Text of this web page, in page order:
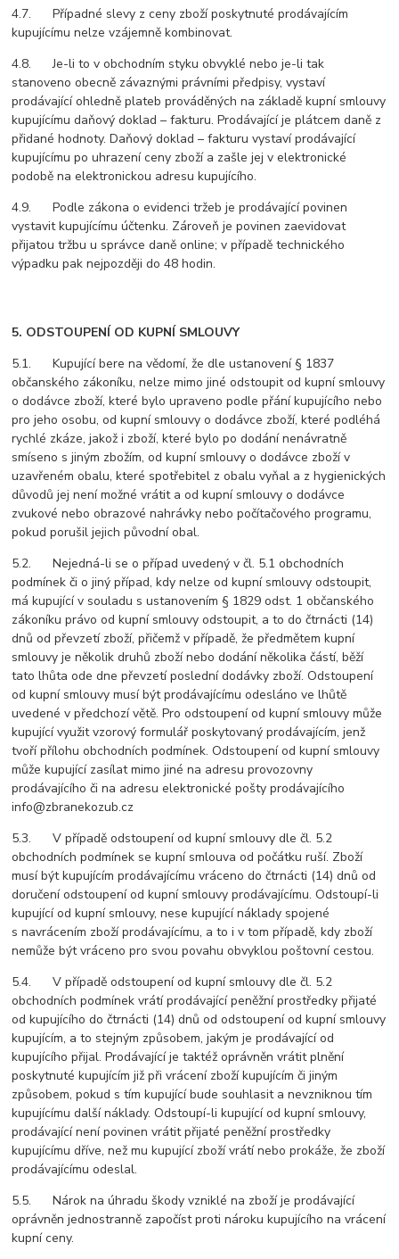
4.7. Případné slevy z ceny zboží poskytnuté prodávajícím
kupujícímu nelze vzájemně kombinovat.
4.8. Je-li to v obchodním styku obvyklé nebo je-li tak
stanoveno obecně závaznými právními předpisy, vystaví
prodávající ohledně plateb prováděných na základě kupní smlouvy
kupujícímu daňový doklad – fakturu. Prodávající je plátcem daně z
přidané hodnoty. Daňový doklad – fakturu vystaví prodávající
kupujícímu po uhrazení ceny zboží a zašle jej v elektronické
podobě na elektronickou adresu kupujícího.
4.9. Podle zákona o evidenci tržeb je prodávající povinen
vystavit kupujícímu účtenku. Zároveň je povinen zaevidovat
přijatou tržbu u správce daně online; v případě technického
výpadku pak nejpozději do 48 hodin.
5. ODSTOUPENÍ OD KUPNÍ SMLOUVY
5.1. Kupující bere na vědomí, že dle ustanovení § 1837
občanského zákoníku, nelze mimo jiné odstoupit od kupní smlouvy
o dodávce zboží, které bylo upraveno podle přání kupujícího nebo
pro jeho osobu, od kupní smlouvy o dodávce zboží, které podléhá
rychlé zkáze, jakož i zboží, které bylo po dodání nenávratně
smíseno s jiným zbožím, od kupní smlouvy o dodávce zboží v
uzavřeném obalu, které spotřebitel z obalu vyňal a z hygienických
důvodů jej není možné vrátit a od kupní smlouvy o dodávce
zvukové nebo obrazové nahrávky nebo počítačového programu,
pokud porušil jejich původní obal.
5.2. Nejedná-li se o případ uvedený v čl. 5.1 obchodních
podmínek či o jiný případ, kdy nelze od kupní smlouvy odstoupit,
má kupující v souladu s ustanovením § 1829 odst. 1 občanského
zákoníku právo od kupní smlouvy odstoupit, a to do čtrnácti (14)
dnů od převzetí zboží, přičemž v případě, že předmětem kupní
smlouvy je několik druhů zboží nebo dodání několika částí, běží
tato lhůta ode dne převzetí poslední dodávky zboží. Odstoupení
od kupní smlouvy musí být prodávajícímu odesláno ve lhůtě
uvedené v předchozí větě. Pro odstoupení od kupní smlouvy může
kupující využit vzorový formulář poskytovaný prodávajícím, jenž
tvoří přílohu obchodních podmínek. Odstoupení od kupní smlouvy
může kupující zasílat mimo jiné na adresu provozovny
prodávajícího či na adresu elektronické pošty prodávajícího
info@zbranekozub.cz
5.3. V případě odstoupení od kupní smlouvy dle čl. 5.2
obchodních podmínek se kupní smlouva od počátku ruší. Zboží
musí být kupujícím prodávajícímu vráceno do čtrnácti (14) dnů od
doručení odstoupení od kupní smlouvy prodávajícímu. Odstoupí-li
kupující od kupní smlouvy, nese kupující náklady spojené
s navrácením zboží prodávajícímu, a to i v tom případě, kdy zboží
nemůže být vráceno pro svou povahu obvyklou poštovní cestou.
5.4. V případě odstoupení od kupní smlouvy dle čl. 5.2
obchodních podmínek vrátí prodávající peněžní prostředky přijaté
od kupujícího do čtrnácti (14) dnů od odstoupení od kupní smlouvy
kupujícím, a to stejným způsobem, jakým je prodávající od
kupujícího přijal. Prodávající je taktéž oprávněn vrátit plnění
poskytnuté kupujícím již při vrácení zboží kupujícím či jiným
způsobem, pokud s tím kupující bude souhlasit a nevzniknou tím
kupujícímu další náklady. Odstoupí-li kupující od kupní smlouvy,
prodávající není povinen vrátit přijaté peněžní prostředky
kupujícímu dříve, než mu kupující zboží vrátí nebo prokáže, že zboží
prodávajícímu odeslal.
5.5. Nárok na úhradu škody vzniklé na zboží je prodávající
oprávněn jednostranně započíst proti nároku kupujícího na vrácení
kupní ceny.